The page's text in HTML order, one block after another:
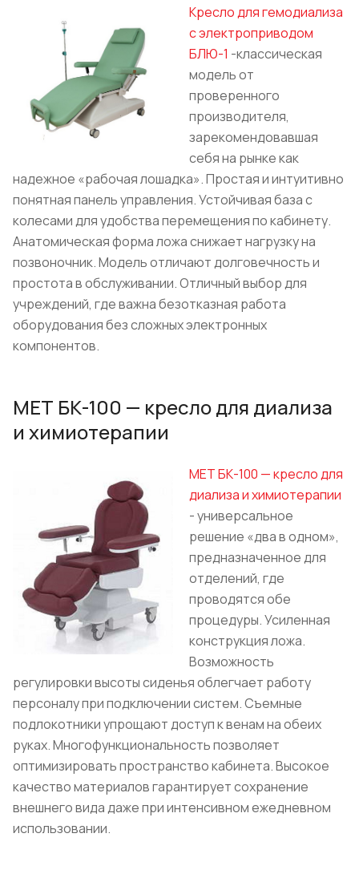
Кресло для гемодиализа
с электроприводом
БЛЮ-1 -классическая
модель от
проверенного
производителя,
зарекомендовавшая
себя на рынке как
надежное «рабочая лошадка». Простая и интуитивно
понятная панель управления. Устойчивая база с
колесами для удобства перемещения по кабинету.
Анатомическая форма ложа снижает нагрузку на
позвоночник. Модель отличают долговечность и
простота в обслуживании. Отличный выбор для
учреждений, где важна безотказная работа
оборудования без сложных электронных
компонентов.
МЕТ БК-100 — кресло для диализа
и химиотерапии
МЕТ БК-100 — кресло для
диализа и химиотерапии
- универсальное
решение «два в одном»,
предназначенное для
отделений, где
проводятся обе
процедуры. Усиленная
конструкция ложа.
Возможность
регулировки высоты сиденья облегчает работу
персоналу при подключении систем. Съемные
подлокотники упрощают доступ к венам на обеих
руках. Многофункциональность позволяет
оптимизировать пространство кабинета. Высокое
качество материалов гарантирует сохранение
внешнего вида даже при интенсивном ежедневном
использовании.